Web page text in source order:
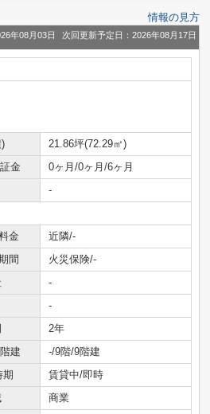
情報の見方
年08月03日 次回更新予定日：2026年08月17日
21.86坪(72.29㎡)
金
0ヶ月/0ヶ月/6ヶ月
-
金
近隣/-
間
火災保険/-
-
-
2年
建
-/9階/9階建
期
賃貸中/即時
商業